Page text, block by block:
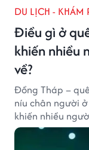
DU LỊCH - KHÁM
Điều gì ở
khiến nhiều
về?
Đồng Tháp –
níu chân người
khiến nhiều
cảnh sắc, ẩm
nên sức hút rất